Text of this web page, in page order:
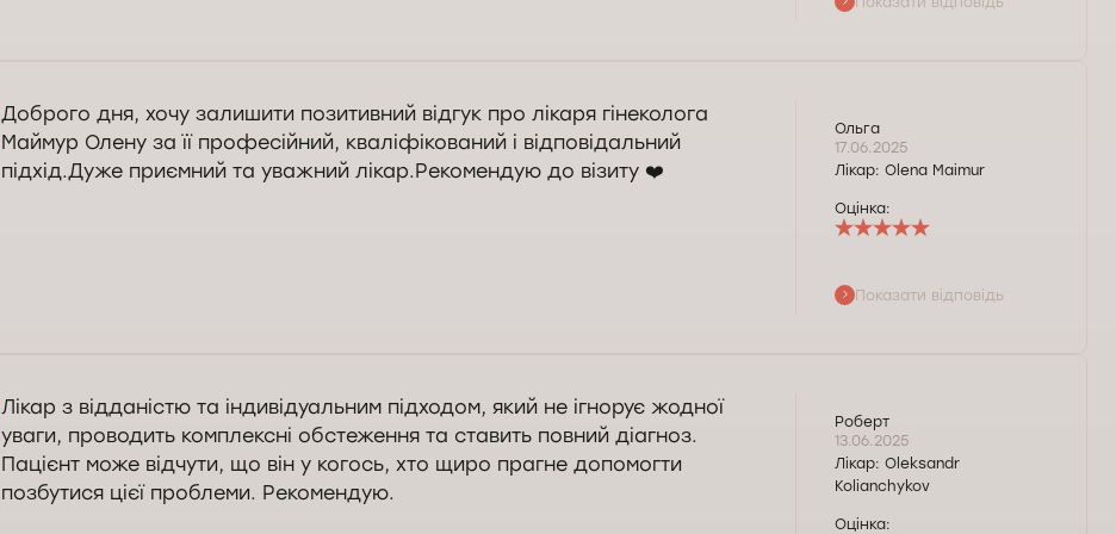
Служба контролю якості Докторпро
Доброго дня, хочу залишити позитивний відгук про лікаря гінеколога
Маймур Олену за її професійний, кваліфікований і відповідальний
підхід.Дуже приємний та уважний лікар.Рекомендую до візиту ❤️
Завжди раді вітати та готові допомогти. Зичимо Вам міцного здоров'я.
Служба контролю якості Докторпро
Ольга
17.06.2025
Лікар: Olena Maimur
Оцінка:
Показати відповідь
Лікар з відданістю та індивідуальним підходом, який не ігнорує жодної
уваги, проводить комплексні обстеження та ставить повний діагноз.
Пацієнт може відчути, що він у когось, хто щиро прагне допомогти
позбутися цієї проблеми. Рекомендую.
Роберт
13.06.2025
Лікар: Oleksandr
Kolianchykov
Оцінка: